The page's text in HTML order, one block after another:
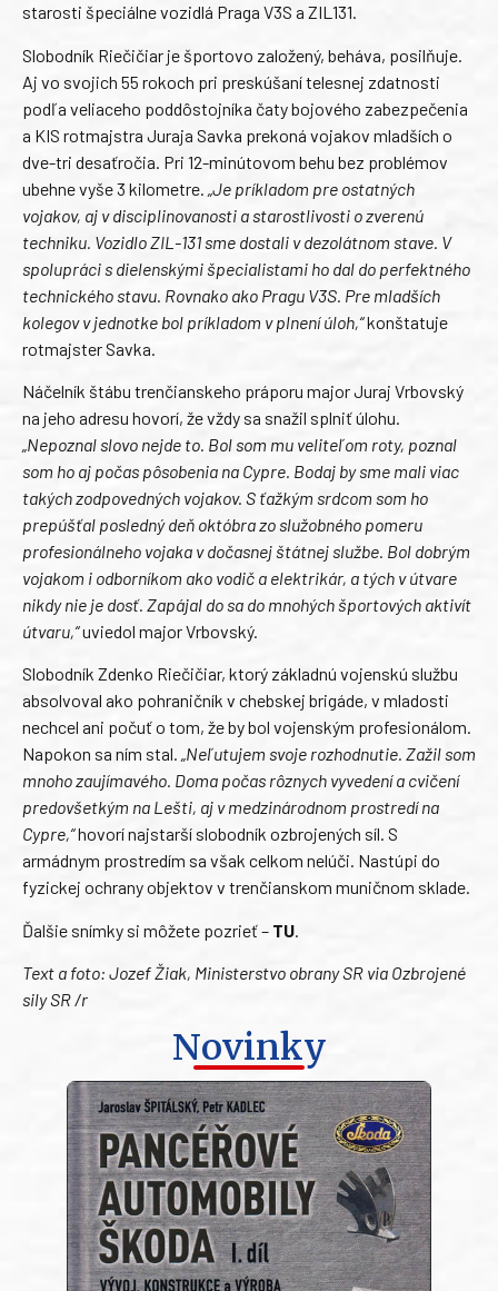
starosti špeciálne vozidlá Praga V3S a ZIL131.
Slobodník Riečičiar je športovo založený, beháva, posilňuje.
Aj vo svojich 55 rokoch pri preskúšaní telesnej zdatnosti
podľa veliaceho poddôstojníka čaty bojového zabezpečenia
a KIS rotmajstra Juraja Savka prekoná vojakov mladších o
dve-tri desaťročia. Pri 12-minútovom behu bez problémov
ubehne vyše 3 kilometre. „Je príkladom pre ostatných
vojakov, aj v disciplinovanosti a starostlivosti o zverenú
techniku. Vozidlo ZIL-131 sme dostali v dezolátnom stave. V
spolupráci s dielenskými špecialistami ho dal do perfektného
technického stavu. Rovnako ako Pragu V3S. Pre mladších
kolegov v jednotke bol príkladom v plnení úloh,“konštatuje
rotmajster Savka.
Náčelník štábu trenčianskeho práporu major Juraj Vrbovský
na jeho adresu hovorí, že vždy sa snažil splniť úlohu.
„Nepoznal slovo nejde to. Bol som mu veliteľom roty, poznal
som ho aj počas pôsobenia na Cypre. Bodaj by sme mali viac
takých zodpovedných vojakov. S ťažkým srdcom som ho
prepúšťal posledný deň októbra zo služobného pomeru
profesionálneho vojaka v dočasnej štátnej službe. Bol dobrým
vojakom i odborníkom ako vodič a elektrikár, a tých v útvare
nikdy nie je dosť. Zapájal do sa do mnohých športových aktivít
útvaru,“uviedol major Vrbovský.
Slobodník Zdenko Riečičiar, ktorý základnú vojenskú službu
absolvoval ako pohraničník v chebskej brigáde, v mladosti
nechcel ani počuť o tom, že by bol vojenským profesionálom.
Napokon sa ním stal. „Neľutujem svoje rozhodnutie. Zažil som
mnoho zaujímavého. Doma počas rôznych vyvedení a cvičení
predovšetkým na Lešti, aj v medzinárodnom prostredí na
Cypre,“hovorí najstarší slobodník ozbrojených síl. S
armádnym prostredím sa však celkom nelúči. Nastúpi do
fyzickej ochrany objektov v trenčianskom muničnom sklade.
Ďalšie snímky si môžete pozrieť – TU
Text a foto: Jozef Žiak, Ministerstvo obrany SR via Ozbrojené
sily SR /r
Novinky